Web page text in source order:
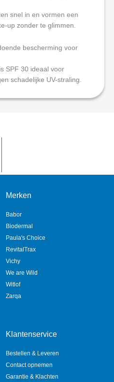
snel in en vormen een
up zonder te glimmen.
bescherming voor
SPF 30 ideaal voor
schadelijke UV-straling.
Merken
Babor
Biodermal
Paula's Choice
RevitalTrax
Vichy
We are Wild
Witlof
Zarqa
Klantenservice
Bestellen & Leveren
Contact opnemen
Garantie & Klachten